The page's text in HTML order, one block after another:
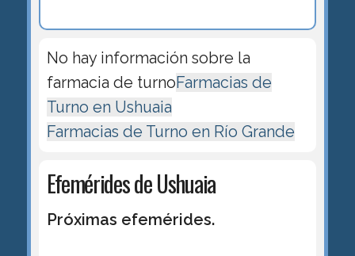
No hay información sobre la
farmacia de turnoFarmacias de
Turno en Ushuaia
Farmacias de Turno en Río Grande
Efemérides de Ushuaia
Próximas efemérides.